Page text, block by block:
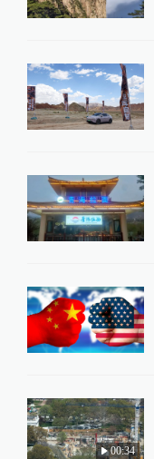
00:34